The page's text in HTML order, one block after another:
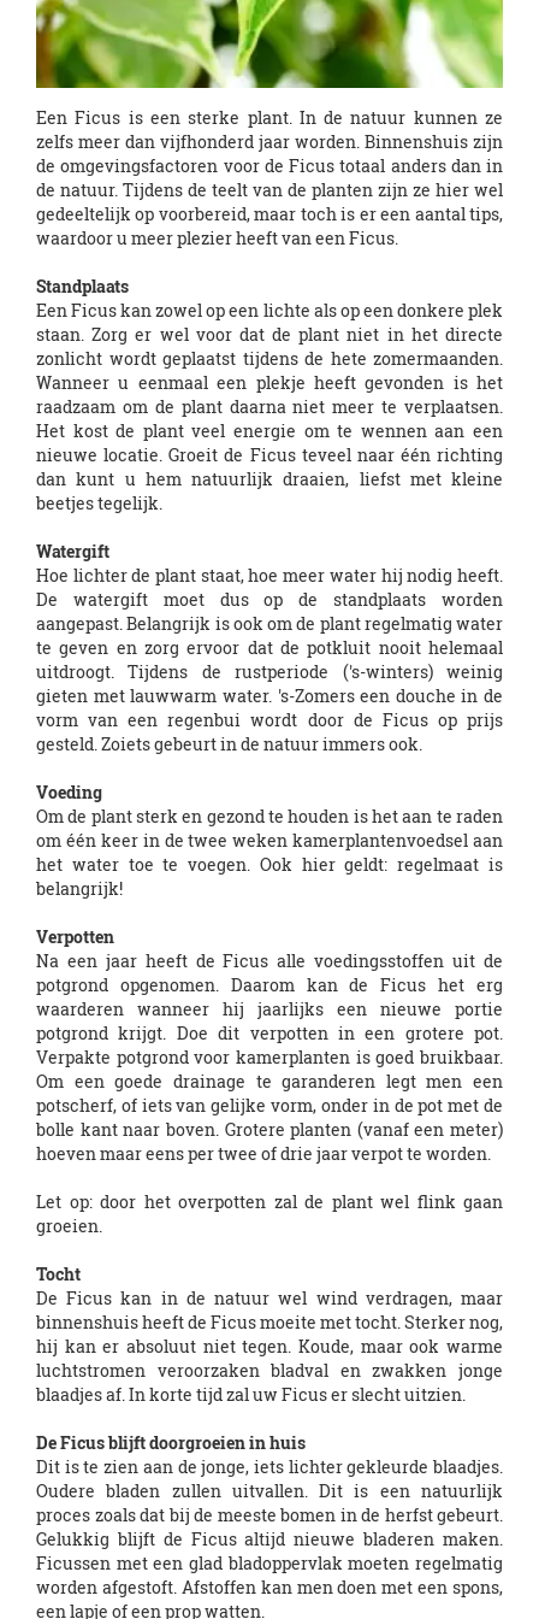
Een Ficus is een sterke plant. In de natuur kunnen ze
zelfs meer dan vijfhonderd jaar worden. Binnenshuis zijn
de omgevingsfactoren voor de Ficus totaal anders dan in
de natuur. Tijdens de teelt van de planten zijn ze hier wel
gedeeltelijk op voorbereid, maar toch is er een aantal tips,
waardoor u meer plezier heeft van een Ficus.
Standplaats
Een Ficus kan zowel op een lichte als op een donkere plek
staan. Zorg er wel voor dat de plant niet in het directe
zonlicht wordt geplaatst tijdens de hete zomermaanden.
Wanneer u eenmaal een plekje heeft gevonden is het
raadzaam om de plant daarna niet meer te verplaatsen.
Het kost de plant veel energie om te wennen aan een
nieuwe locatie. Groeit de Ficus teveel naar één richting
dan kunt u hem natuurlijk draaien, liefst met kleine
beetjes tegelijk.
Watergift
Hoe lichter de plant staat, hoe meer water hij nodig heeft.
De watergift moet dus op de standplaats worden
aangepast. Belangrijk is ook om de plant regelmatig water
te geven en zorg ervoor dat de potkluit nooit helemaal
uitdroogt. Tijdens de rustperiode ('s-winters) weinig
gieten met lauwwarm water. 's-Zomers een douche in de
vorm van een regenbui wordt door de Ficus op prijs
gesteld. Zoiets gebeurt in de natuur immers ook.
Voeding
Om de plant sterk en gezond te houden is het aan te raden
om één keer in de twee weken kamerplantenvoedsel aan
het water toe te voegen. Ook hier geldt: regelmaat is
belangrijk!
Verpotten
Na een jaar heeft de Ficus alle voedingsstoffen uit de
potgrond opgenomen. Daarom kan de Ficus het erg
waarderen wanneer hij jaarlijks een nieuwe portie
potgrond krijgt. Doe dit verpotten in een grotere pot.
Verpakte potgrond voor kamerplanten is goed bruikbaar.
Om een goede drainage te garanderen legt men een
potscherf, of iets van gelijke vorm, onder in de pot met de
bolle kant naar boven. Grotere planten (vanaf een meter)
hoeven maar eens per twee of drie jaar verpot te worden.
Let op: door het overpotten zal de plant wel flink gaan
groeien.
Tocht
De Ficus kan in de natuur wel wind verdragen, maar
binnenshuis heeft de Ficus moeite met tocht. Sterker nog,
hij kan er absoluut niet tegen. Koude, maar ook warme
luchtstromen veroorzaken bladval en zwakken jonge
blaadjes af. In korte tijd zal uw Ficus er slecht uitzien.
De Ficus blijft doorgroeien in huis
Dit is te zien aan de jonge, iets lichter gekleurde blaadjes.
Oudere bladen zullen uitvallen. Dit is een natuurlijk
proces zoals dat bij de meeste bomen in de herfst gebeurt.
Gelukkig blijft de Ficus altijd nieuwe bladeren maken.
Ficussen met een glad bladoppervlak moeten regelmatig
worden afgestoft. Afstoffen kan men doen met een spons,
een lapje of een prop watten.